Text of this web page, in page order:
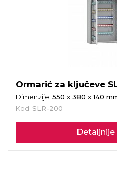
Ormarić za ključeve
Dimenzije: 550 x 380 x 140
Kod: SLR-200
Detaljnije